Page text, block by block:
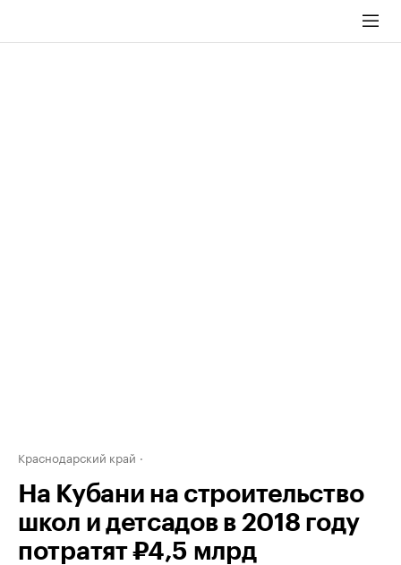
Краснодарский край
На Кубани на строительство
школ и детсадов в 2018 году
потратят ₽4,5 млрд